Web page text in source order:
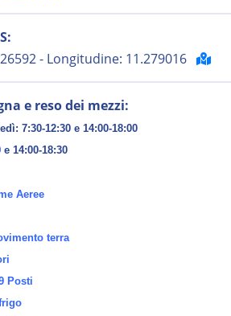
- Longitudine: 11.279016
e reso dei mezzi:
7:30-12:30 e 14:00-18:00
e 14:00-18:30
Aeree
terra
Posti